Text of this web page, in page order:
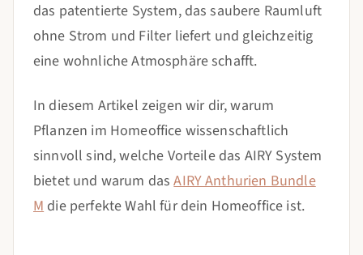
das patentierte System, das saubere Raumluft
ohne Strom und Filter liefert und gleichzeitig
eine wohnliche Atmosphäre schafft.
In diesem Artikel zeigen wir dir, warum
Pflanzen im Homeoffice wissenschaftlich
sinnvoll sind, welche Vorteile das AIRY System
bietet und warum dasAIRY Anthurien Bundle
Mdie perfekte Wahl für dein Homeoffice ist.